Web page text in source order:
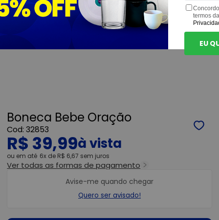
Boneca Bebe Oração
32853
R$ 39,99
ou 6x de R$ 6,67 sem juros
Ver todas as formas de pagamento
Avise-me quando chegar
Quero ser avisado!
termos
EU